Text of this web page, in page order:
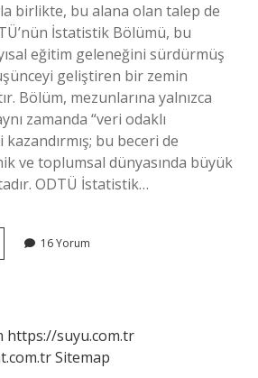
birlikte, bu alana olan talep de
İstatistik Bölümü, bu
eğitim geleneğini sürdürmüş
geliştiren bir zemin
Bölüm, mezunlarına yalnızca
zamanda “veri odaklı
bu beceri de
ve toplumsal dünyasında büyük
ODTÜ İstatistik…
16 Yorum
https://suyu.com.tr
Sitemap